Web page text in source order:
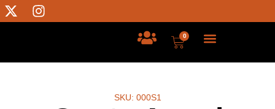
0
SKU: 000S1